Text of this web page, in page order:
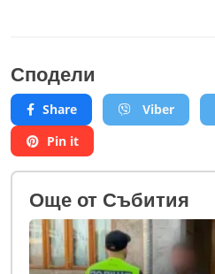
Сподели
Share Viber
Pin it
Oще от Събития